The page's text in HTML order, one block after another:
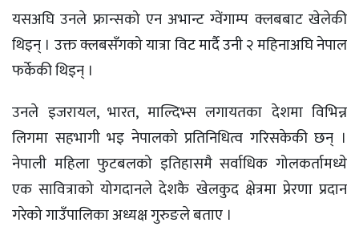
यसअघि उनले फ्रान्सको एन अभान्ट ग्वेंगाम्प क्लबबाट खेलेकी
थिइन् । उक्त क्लबसँगको यात्रा विट मार्दै उनी २ महिनाअघि नेपाल
फर्केकी थिइन् ।
उनले इजरायल, भारत, माल्दिभ्स लगायतका देशमा विभिन्न
लिगमा सहभागी भइ नेपालको प्रतिनिधित्व गरिसकेकी छन् ।
नेपाली महिला फुटबलको इतिहासमै सर्वाधिक गोलकर्तामध्ये
एक सावित्राको योगदानले देशकै खेलकुद क्षेत्रमा प्रेरणा प्रदान
गरेको गाउँपालिका अध्यक्ष गुरुङले बताए ।